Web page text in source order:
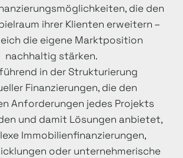
die den
ihrer Klienten erweitern –
die eigene Marktposition
nachhaltig stärken.
in der Strukturierung
Finanzierungen, die den
Anforderungen jedes Projekts
und damit Lösungen anbietet,
Immobilienfinanzierungen,
oder unternehmerische